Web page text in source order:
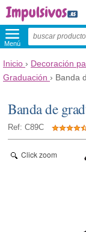
Menú
Inicio › Decoración
Graduación › Banda
Banda de
Ref: C89C
Click zoom